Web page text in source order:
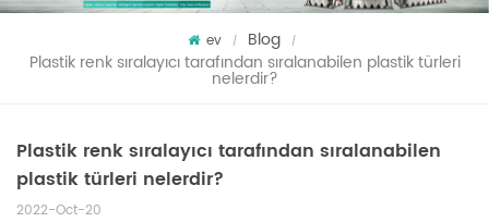
ev / Blog /
Plastik renk sıralayıcı tarafından sıralanabilen plastik türleri
nelerdir?
Plastik renk sıralayıcı tarafından sıralanabilen
plastik türleri nelerdir?
2022-Oct-20